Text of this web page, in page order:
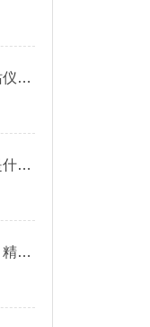
高精度数据采集仪：小型气象站仪器，确保监测数据准确可靠
道桥积水监测的未来发展方向是什么？
便携式应急气象站：快速部署，精准监测，支持突发性气象灾害现场响应